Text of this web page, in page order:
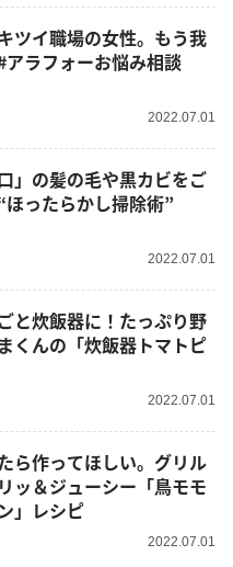
ツイ職場の女性。もう我
ラフォーお悩み相談
2022.07.01
」の髪の毛や黒カビをご
ほったらかし掃除術”
2022.07.01
と炊飯器に！たっぷり野
くんの「炊飯器トマトピ
2022.07.01
ら作ってほしい。グリル
ッ＆ジューシー「鳥モモ
」レシピ
2022.07.01